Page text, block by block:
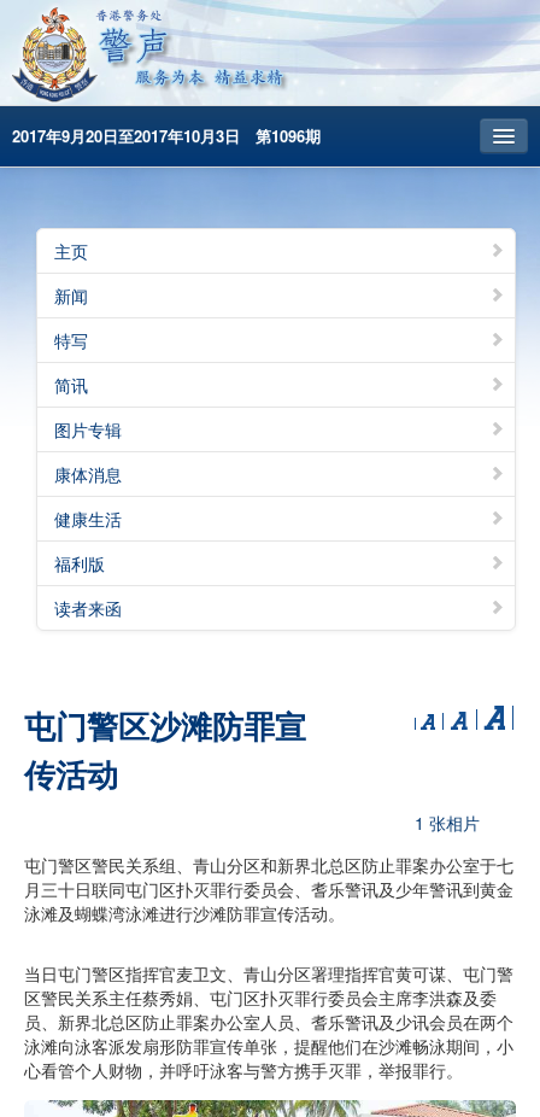
2017年9月20日至2017年10月3日 第1096期
昔日警声
警务处主页
繁體版
English
主页
新闻
特写
简讯
图片专辑
康体消息
健康生活
福利版
读者来函
屯门警区沙滩防罪宣
传活动
1 张相片
屯门警区警民关系组、青山分区和新界北总区防止罪案办公室于七
月三十日联同屯门区扑灭罪行委员会、耆乐警讯及少年警讯到黄金
泳滩及蝴蝶湾泳滩进行沙滩防罪宣传活动。
当日屯门警区指挥官麦卫文、青山分区署理指挥官黄可谋、屯门警
区警民关系主任蔡秀娟、屯门区扑灭罪行委员会主席李洪森及委
员、新界北总区防止罪案办公室人员、耆乐警讯及少讯会员在两个
泳滩向泳客派发扇形防罪宣传单张，提醒他们在沙滩畅泳期间，小
心看管个人财物，并呼吁泳客与警方携手灭罪，举报罪行。